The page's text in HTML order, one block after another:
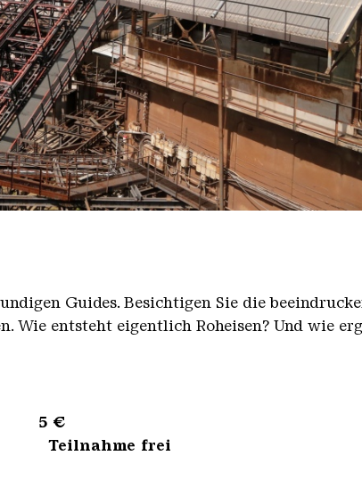
im Hintergrund
Guides. Besichtigen Sie die
Wie entsteht eigentlich Roheisen? Und wie
€
Teilnahme frei